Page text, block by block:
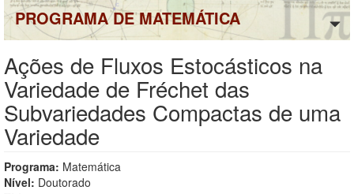
PROGRAMA DE MATEMÁTICA
Ações de Fluxos Estocásticos na
Variedade de Fréchet das
Subvariedades Compactas de uma
Variedade
Programa: Matemática
Nível: Doutorado